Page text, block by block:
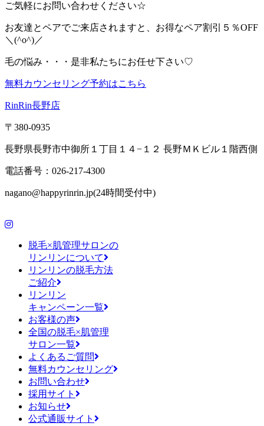
ご気軽にお問い合わせください☆
お友達とペアでご来店されますと、お得なペア割引５％OFF
＼(^o^)／
毛の悩み・・・是非私たちにお任せ下さい♡
無料カウンセリング予約はこちら
RinRin長野店
〒380-0935
長野県長野市中御所１丁目１４−１２ 長野ＭＫビル１階西側
電話番号：026-217-4300
nagano@happyrinrin.jp(24時間受付中)
脱毛×肌管理サロンの
リンリンについて
リンリンの脱毛方法
ご紹介
リンリン
キャンペーン一覧
お客様の声
全国の脱毛×肌管理
サロン一覧
よくあるご質問
無料カウンセリング
お問い合わせ
採用サイト
お知らせ
公式通販サイト